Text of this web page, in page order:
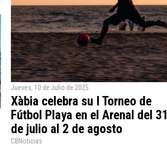
Jueves, 10 de Julio de 2025
Xàbia celebra su I Torneo de
Fútbol Playa en el Arenal del 31
de julio al 2 de agosto
CBNoticias